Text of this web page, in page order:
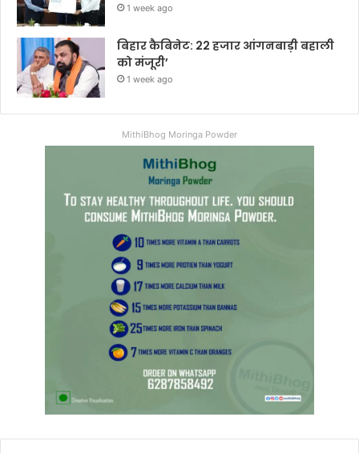
1 week ago
बिहार कैबिनेट: 22 हजार आंगनबाड़ी बहाली
को मंजूरी’
1 week ago
MithiBhog Moringa Powder